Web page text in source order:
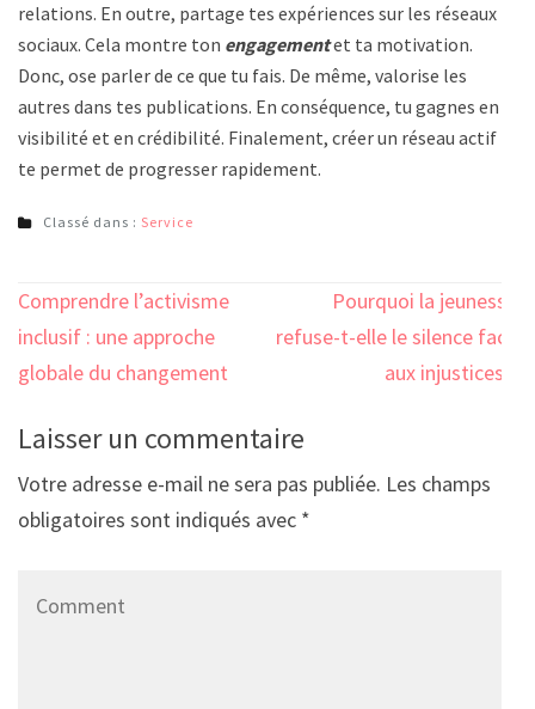
relations. En outre, partage tes expériences sur les réseaux
sociaux. Cela montre ton engagementet ta motivation.
Donc, ose parler de ce que tu fais. De même, valorise les
autres dans tes publications. En conséquence, tu gagnes en
visibilité et en crédibilité. Finalement, créer un réseau actif
te permet de progresser rapidement.
Classé dans : Service
Navigation
de
l’article
Comprendre l’activisme
inclusif : une approche
globale du changement
Pourquoi la jeunesse
refuse-t-elle le silence face
aux injustices ?
Laisser un commentaire
Votre adresse e-mail ne sera pas publiée. Les champs
obligatoires sont indiqués avec *